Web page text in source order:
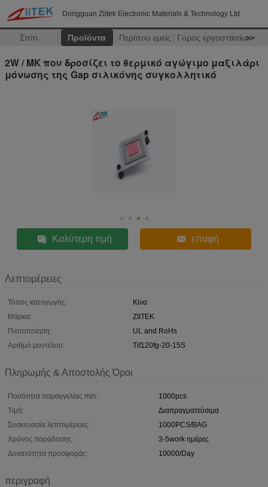
Dongguan Ziitek Electronic Materials & Technology Ltd.
Σπίτι Προϊόντα Περίπου εμείς Γύρος εργοστασίων
>>
2W / MK που δροσίζει το θερμικό αγώγιμο μαξιλάρι
μόνωσης της Gap σιλικόνης συγκολλητικό
Καλύτερη τιμή επαφή
Λεπτομέρειες
Τόπος καταγωγής:
Κίνα
Μάρκα:
ZIITEK
Πιστοποίηση:
UL and RoHs
Αριθμό μοντέλου:
Tif120fg-20-15S
Πληρωμής & Αποστολής Όροι
Ποσότητα παραγγελίας min:
1000pcs
Τιμή:
Διαπραγματεύσιμα
Συσκευασία λεπτομέρειες:
1000PCS/BAG
Χρόνος παράδοσης:
3-5work ημέρες
Δυνατότητα προσφοράς:
10000/Day
περιγραφή